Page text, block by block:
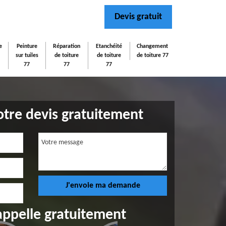
Devis gratuit
Peinture
sur tuiles
77
Réparation
de toiture
77
Etanchéité
de toiture
77
Changement
de toiture 77
devis gratuitement
gratuitement